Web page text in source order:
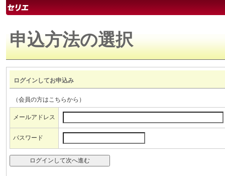
申込方法の選択
ログインしてお申込み
（会員の方はこちらから）
メールアドレス
パスワード